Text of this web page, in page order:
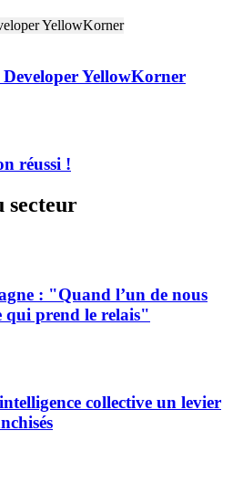
YellowKorner
réussi !
secteur
: "Quand l’un de nous
qui prend le relais"
collective un levier